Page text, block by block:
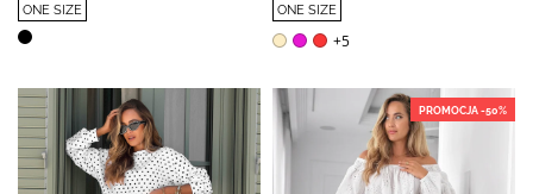
ONE SIZE ONE SIZE
+5
PROMOCJA -50%